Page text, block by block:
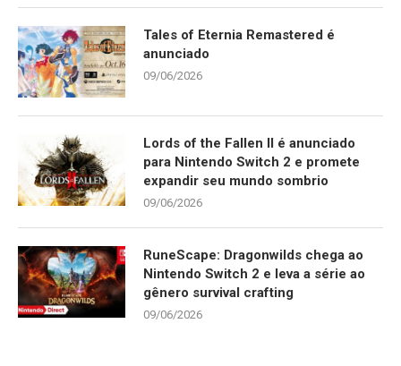
Tales of Eternia Remastered é
anunciado
09/06/2026
Lords of the Fallen II é anunciado
para Nintendo Switch 2 e promete
expandir seu mundo sombrio
09/06/2026
RuneScape: Dragonwilds chega ao
Nintendo Switch 2 e leva a série ao
gênero survival crafting
09/06/2026